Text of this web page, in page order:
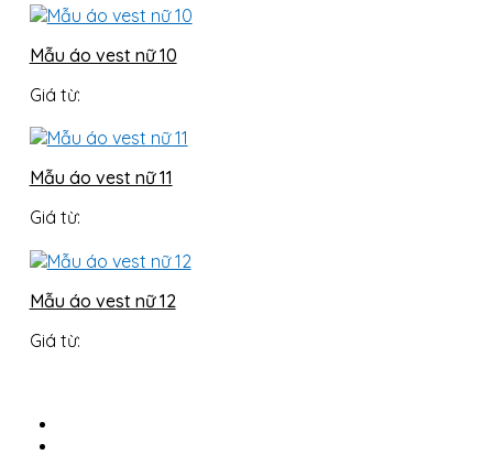
Mẫu áo vest nữ 10
Giá từ:
Mẫu áo vest nữ 11
Giá từ:
Mẫu áo vest nữ 12
Giá từ: